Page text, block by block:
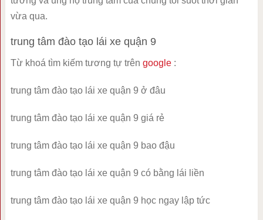
vừa qua.
trung tâm đào tạo lái xe quận 9
Từ khoá tìm kiếm tương tự trên google:
trung tâm đào tạo lái xe quận 9 ở đâu
trung tâm đào tạo lái xe quận 9 giá rẻ
trung tâm đào tạo lái xe quận 9 bao đậu
trung tâm đào tạo lái xe quận 9 có bằng lái liền
trung tâm đào tạo lái xe quận 9 học ngay lập tức